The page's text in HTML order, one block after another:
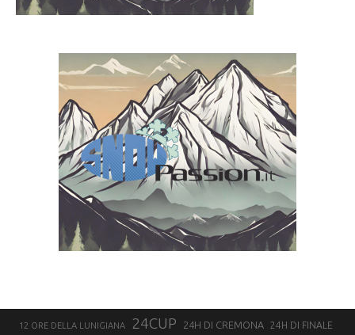
12 ORE DELLA LUNIGIANA 24CUP 24H DI CREMONA 24H DI FINALE